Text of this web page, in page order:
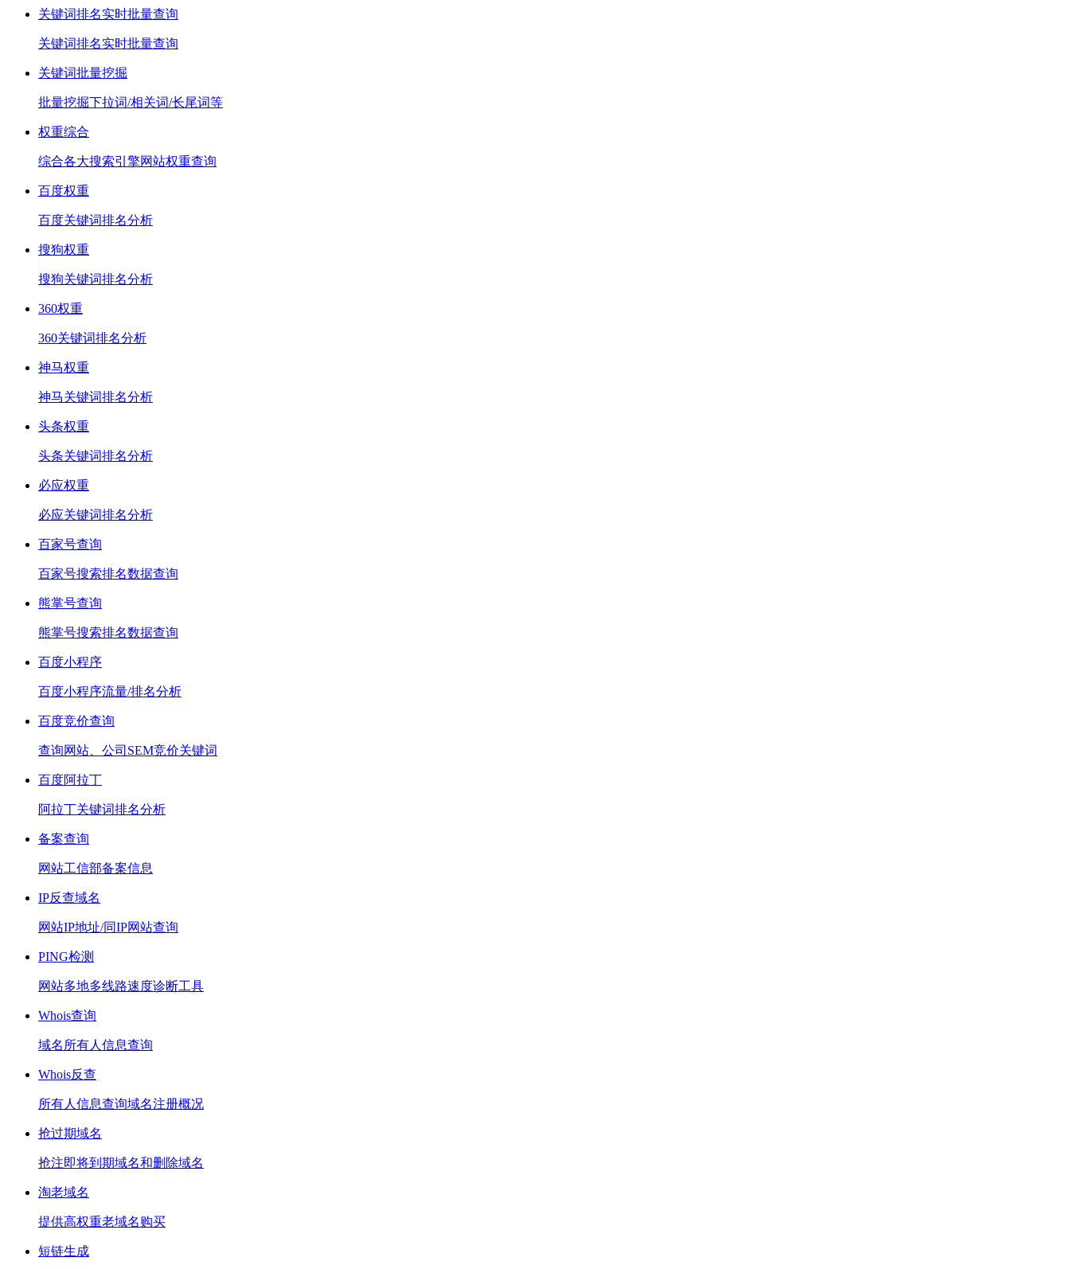
关键词排名实时批量查询
关键词排名实时批量查询
关键词批量挖掘
批量挖掘下拉词/相关词/长尾词等
权重综合
综合各大搜索引擎网站权重查询
百度权重
百度关键词排名分析
搜狗权重
搜狗关键词排名分析
360权重
360关键词排名分析
神马权重
神马关键词排名分析
头条权重
头条关键词排名分析
必应权重
必应关键词排名分析
百家号查询
百家号搜索排名数据查询
熊掌号查询
熊掌号搜索排名数据查询
百度小程序
百度小程序流量/排名分析
百度竞价查询
查询网站、公司SEM竞价关键词
百度阿拉丁
阿拉丁关键词排名分析
备案查询
网站工信部备案信息
IP反查域名
网站IP地址/同IP网站查询
PING检测
网站多地多线路速度诊断工具
Whois查询
域名所有人信息查询
Whois反查
所有人信息查询域名注册概况
抢过期域名
抢注即将到期域名和删除域名
淘老域名
提供高权重老域名购买
短链生成